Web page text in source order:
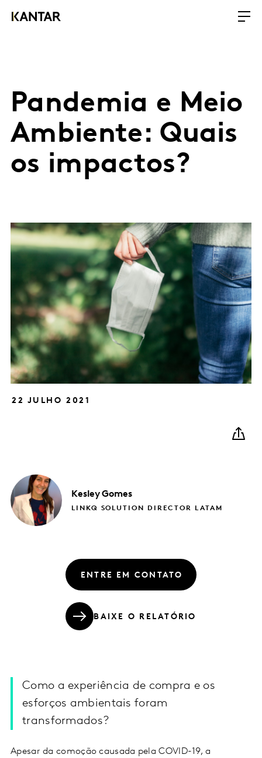
Pandemia e Meio
Ambiente: Quais
os impactos?
22 JULHO 2021
KesleyGomes
LINKQ SOLUTION DIRECTOR LATAM
ENTRE EM CONTATO
BAIXE O RELATÓRIO
Como a experiência de compra e os
esforços ambientais foram
transformados?
Apesar da comoção causada pela COVID-19, a